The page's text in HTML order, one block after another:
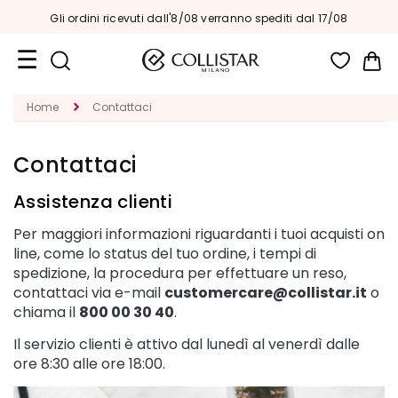
Gli ordini ricevuti dall'8/08 verranno spediti dal 17/08
Formati
Novità
A
T
E
G
O
I
A
T
Home Contattaci
Contattaci
Assistenza clienti
Per maggiori informazioni riguardanti i tuoi acquisti on
line, come lo status del tuo ordine, i tempi di
spedizione, la procedura per effettuare un reso,
contattaci via e-mail customercare@collistar.it o
chiama il 800 00 30 40.
Il servizio clienti è attivo dal lunedì al venerdì dalle
ore 8:30 alle ore 18:00.